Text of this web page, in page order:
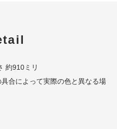
約910ミリ
合によって実際の色と異なる場